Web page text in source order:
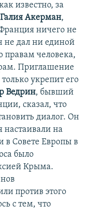
известно, за
Галия Акерман,
ничего не
не дал ни единой
правам человека,
Приглашение
укрепит его
Ведрин, бывший
сказал, что
диалог. Он
настаивали на
в Совете Европы в
было
Крыма.
против этого
с тем, что